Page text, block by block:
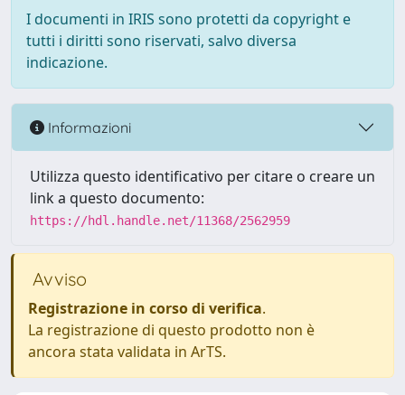
I documenti in IRIS sono protetti da copyright e
tutti i diritti sono riservati, salvo diversa
indicazione.
Informazioni
Utilizza questo identificativo per citare o creare un
link a questo documento:
https://hdl.handle.net/11368/2562959
Avviso
Registrazione in corso di verifica.
La registrazione di questo prodotto non è
ancora stata validata in ArTS.